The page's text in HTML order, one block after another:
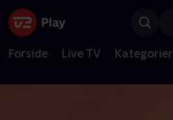
Forside Live TV Kategorier